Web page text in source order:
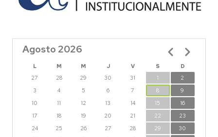
Agosto 2026
L M M J V S
D
27
28 29 30 31 1
2
3
4 5 6 7 8
9
10
11 12 13 14 15
16
17
18 19 20 21 22
23
24
25 26 27 28 29
30
Paginación